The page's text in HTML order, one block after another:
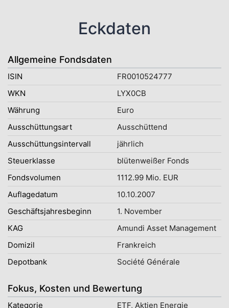
Eckdaten
Allgemeine Fondsdaten
ISIN
FR0010524777
WKN
LYX0CB
Währung
Euro
Ausschüttungsart
Ausschüttend
Ausschüttungsintervall
jährlich
Steuerklasse
blütenweißer Fonds
Fondsvolumen
1112.99 Mio. EUR
Auflagedatum
10.10.2007
Geschäftsjahresbeginn
1. November
KAG
Amundi Asset Management
Domizil
Frankreich
Depotbank
Société Générale
Fokus, Kosten und Bewertung
Kategorie ETF, Aktien Energie